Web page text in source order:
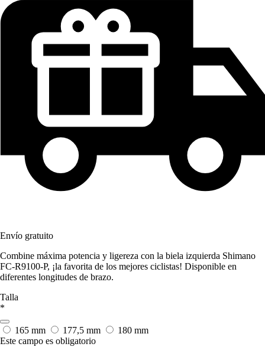
Envío gratuito
Combine máxima potencia y ligereza con la biela izquierda Shimano
FC-R9100-P, ¡la favorita de los mejores ciclistas! Disponible en
diferentes longitudes de brazo.
Talla
*
165 mm 177,5 mm
180 mm
Este campo es obligatorio